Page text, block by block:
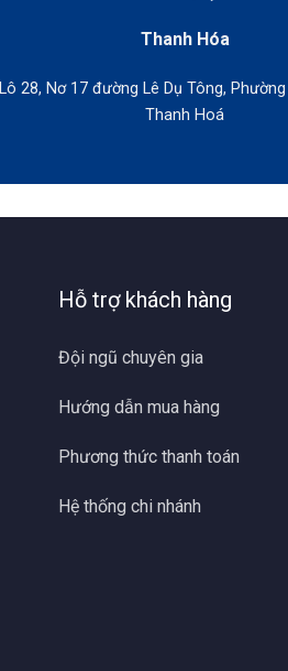
Thanh Hóa
Lô 28, Nơ 17 đường Lê Dụ Tông,
Thanh Hoá
Hỗ trợ khách hàng
Đội ngũ chuyên gia
Hướng dẫn mua hàng
Phương thức thanh toán
Hệ thống chi nhánh